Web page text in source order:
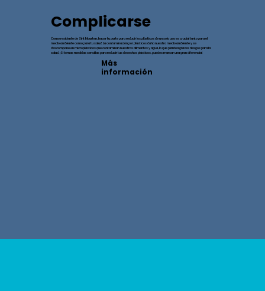
Complicarse
Como residente de Sint Maarten, hacer tu parte para reducir los plásticos de un solo uso es crucial tanto para el
medio ambiente como para tu salud. La contaminación por plásticos daña nuestro medio ambiente y se
descompone en microplásticos que contaminan nuestros alimentos y agua, lo que plantea graves riesgos para la
salud. ¡Si tomas medidas sencillas para reducir tus desechos plásticos, puedes marcar una gran diferencia!
Más
información